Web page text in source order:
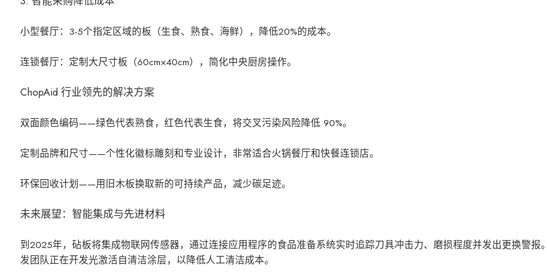
小型餐厅：3-5个指定区域的板（生食、熟食、海鲜），降低20%的成本。
连锁餐厅：定制大尺寸板（60cm×40cm），简化中央厨房操作。
ChopAid 行业领先的解决方案
双面颜色编码——绿色代表熟食，红色代表生食，将交叉污染风险降低 90%。
定制品牌和尺寸——个性化徽标雕刻和专业设计，非常适合火锅餐厅和快餐连锁店。
环保回收计划——用旧木板换取新的可持续产品，减少碳足迹。
未来展望：智能集成与先进材料
到2025年，砧板将集成物联网传感器，通过连接应用程序的食品准备系统实时追踪刀具冲击力、磨损程度并发出更换警报
发团队正在开发光激活自清洁涂层，以降低人工清洁成本。